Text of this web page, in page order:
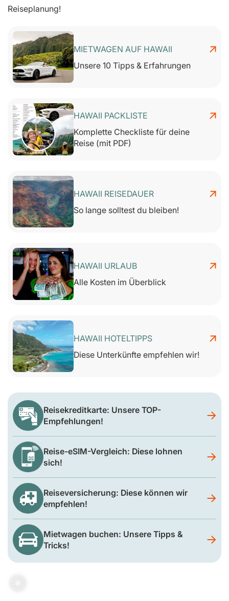
Reiseplanung!
MIETWAGEN AUF HAWAII
Unsere 10 Tipps & Erfahrungen
HAWAII PACKLISTE
Komplette Checkliste für deine
Reise (mit PDF)
HAWAII REISEDAUER
So lange solltest du bleiben!
HAWAII URLAUB
Alle Kosten im Überblick
HAWAII HOTELTIPPS
Diese Unterkünfte empfehlen wir!
Reisekreditkarte: Unsere TOP-
Empfehlungen!
Reise-eSIM-Vergleich: Diese lohnen
sich!
Reiseversicherung: Diese können wir
empfehlen!
Mietwagen buchen: Unsere Tipps &
Tricks!